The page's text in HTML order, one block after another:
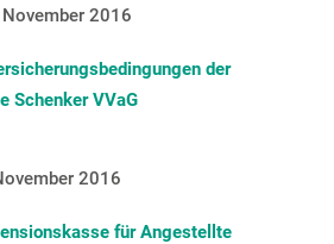
2016
der
Schenker VVaG
2016
für Angestellte